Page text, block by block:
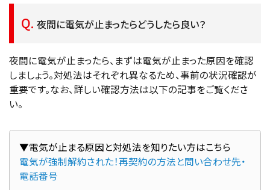
夜間に電気が止まったらどうしたら良い？
夜間に電気が止まったら、まずは電気が止まった原因を確認
しましょう。対処法はそれぞれ異なるため、事前の状況確認が
重要です。なお、詳しい確認方法は以下の記事をご覧くださ
い。
電気が強制解約された！再契約の方法と問い合わせ先・
電話番号